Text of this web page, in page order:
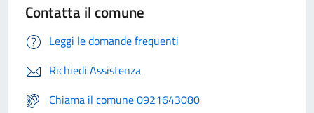
Contatta il comune
Leggi le domande frequenti
Richiedi Assistenza
Chiama il comune 0921643080